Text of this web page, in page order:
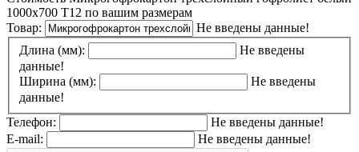
1000х700 Т12 по вашим размерам
Товар:
Не введены данные!
Длина (мм):
Не введены
данные!
Ширина (мм):
Не введены
данные!
Телефон:
Не введены данные!
E-mail:
Не введены данные!